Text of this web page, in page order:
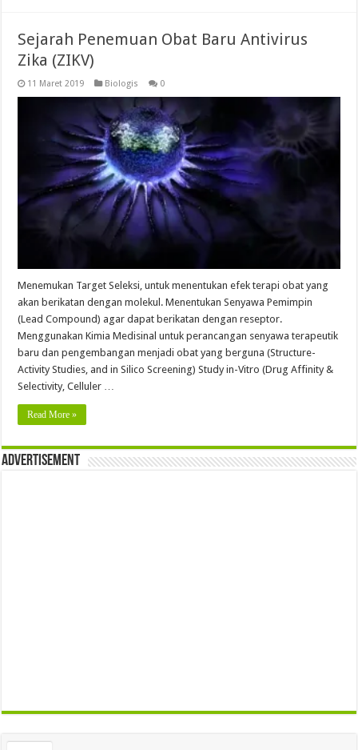
Sejarah Penemuan Obat Baru Antivirus
Zika (ZIKV)
11 Maret 2019 Biologis 0
Menemukan Target Seleksi, untuk menentukan efek terapi obat yang
akan berikatan dengan molekul. Menentukan Senyawa Pemimpin
(Lead Compound) agar dapat berikatan dengan reseptor.
Menggunakan Kimia Medisinal untuk perancangan senyawa terapeutik
baru dan pengembangan menjadi obat yang berguna (Structure-
Activity Studies, and in Silico Screening) Study in-Vitro (Drug Affinity &
Selectivity, Celluler …
Read More »
Advertisement